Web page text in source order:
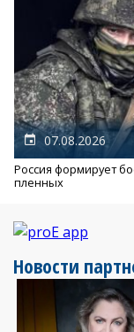
07.08.2026
Россия формирует
пленных
Новости